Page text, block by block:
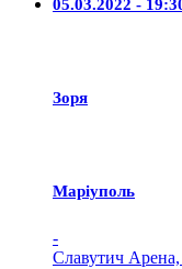
05.03.2022 -
Зоря
Маріуполь
-
Славутич